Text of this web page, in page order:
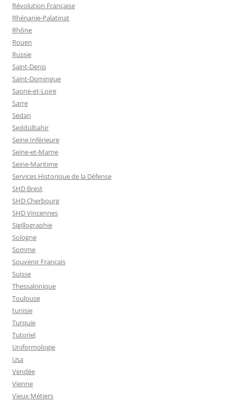
Révolution Française
Rhénanie-Palatinat
Rhône
Rouen
Russie
Saint-Denis
Saint-Domingue
Saone-et-Loire
Sarre
Sedan
Seddülbahir
Seine Inférieure
Seine-et-Marne
Seine-Maritime
Services Historique de la Défense
SHD Brest
SHD Cherbourg
SHD Vincennes
Sigillographie
Sologne
Somme
Souvenir Français
Suisse
Thessalonique
Toulouse
tunisie
Turquie
Tutoriel
Uniformologie
Usa
Vendée
Vienne
Vieux Métiers